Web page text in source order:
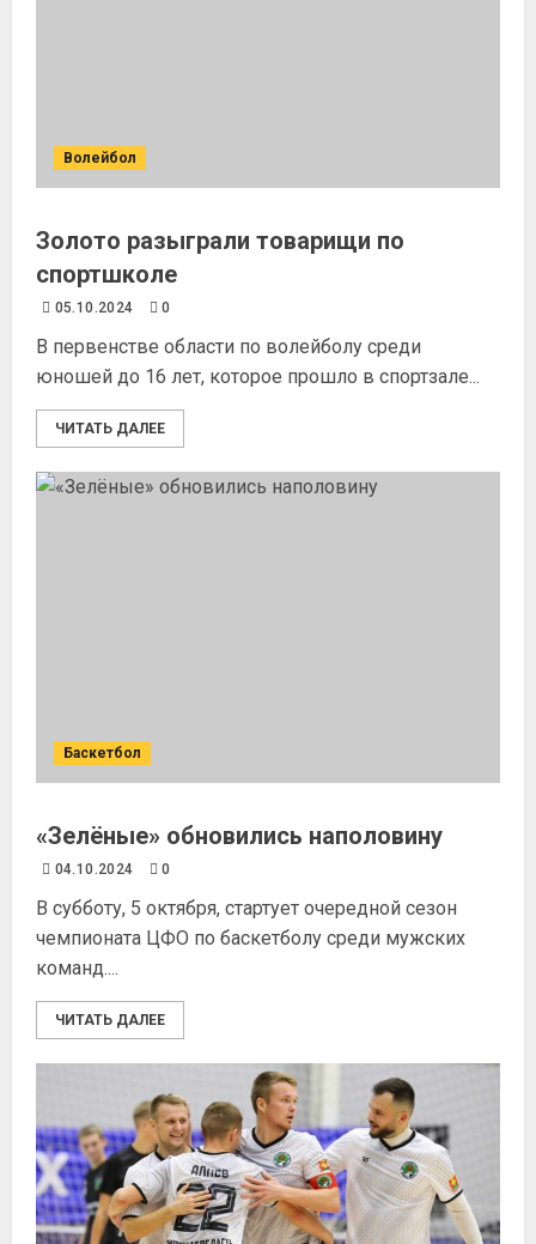
Волейбол
Золото разыграли товарищи по
спортшколе
05.10.2024 0
В первенстве области по волейболу среди
юношей до 16 лет, которое прошло в спортзале...
ЧИТАТЬ ДАЛЕЕ
Баскетбол
«Зелёные» обновились наполовину
04.10.2024 0
В субботу, 5 октября, стартует очередной сезон
чемпионата ЦФО по баскетболу среди мужских
команд....
ЧИТАТЬ ДАЛЕЕ